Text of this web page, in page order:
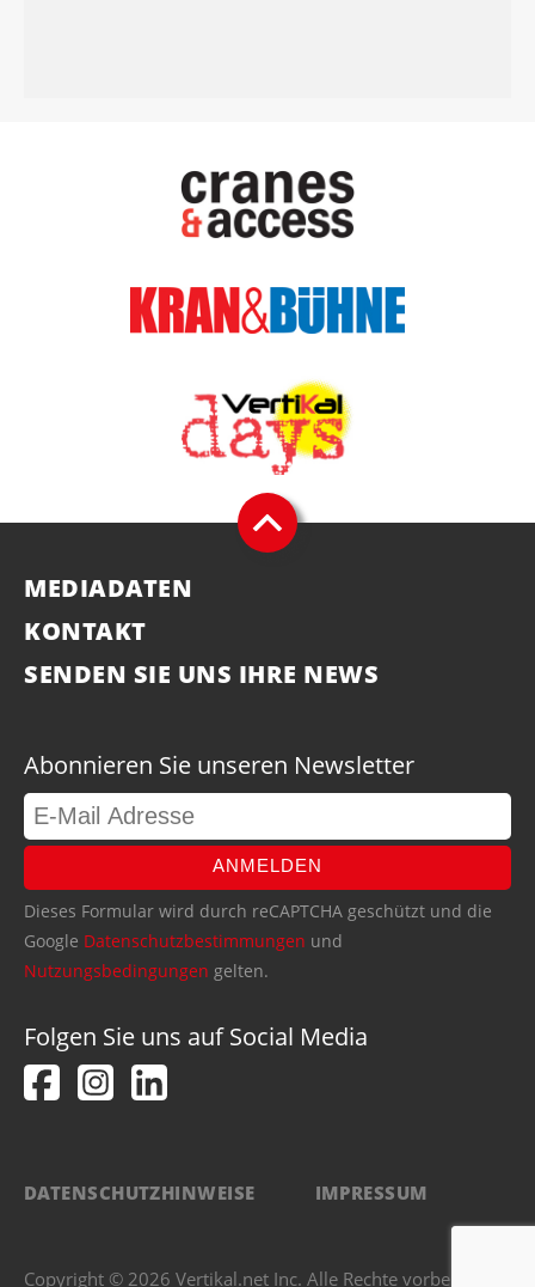
MEDIADATEN
KONTAKT
SENDEN SIE UNS IHRE NEWS
Abonnieren Sie unseren Newsletter
ANMELDEN
Dieses Formular wird durch reCAPTCHA geschützt und die
Google Datenschutzbestimmungen und
Nutzungsbedingungen gelten.
Folgen Sie uns auf Social Media
DATENSCHUTZHINWEISE IMPRESSUM
Copyright © 2026 Vertikal.net Inc. Alle Rechte vorbehalten.